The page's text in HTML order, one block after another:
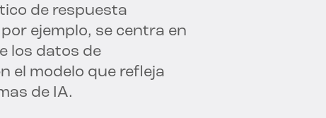
de respuesta
ejemplo, se centra en
los datos de
el modelo que refleja
de IA.